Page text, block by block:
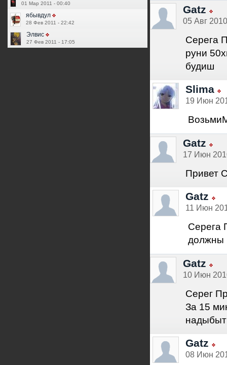
01 Мар 2011 - 00:40
ябывдул
28 Фев 2011 - 22:42
Элвис
27 Фев 2011 - 17:05
Gatz
05 Авг
Серега
руни
будиш
Slima
19 Июн
Gatz
17 Июн
Привет
Gatz
11 Июн
Серега
должны
Gatz
10 Июн
Серег
За 15
Gatz
08 Июн